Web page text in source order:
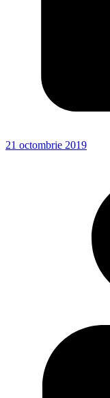
21 octombrie 2019